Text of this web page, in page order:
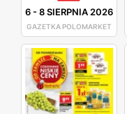
6-8 SIERPNIA 2026
GAZETKA POLOMARKET